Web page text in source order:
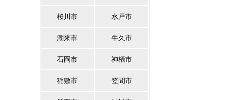
桜川市 水戸市
潮来市 牛久市
石岡市 神栖市
稲敷市 笠間市